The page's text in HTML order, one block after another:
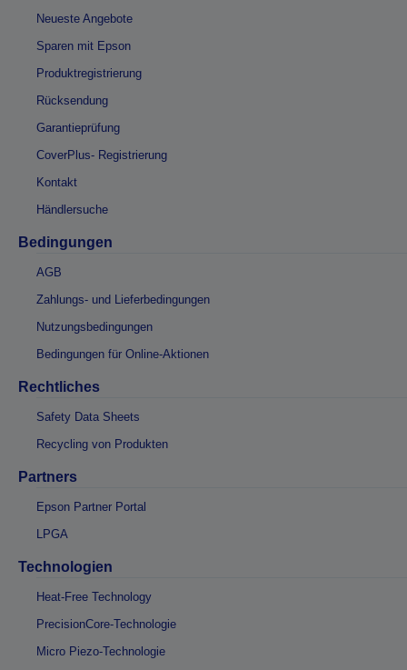
Neueste Angebote
Sparen mit Epson
Produktregistrierung
Rücksendung
Garantieprüfung
CoverPlus- Registrierung
Kontakt
Händlersuche
Bedingungen
AGB
Zahlungs- und Lieferbedingungen
Nutzungsbedingungen
Bedingungen für Online-Aktionen
Rechtliches
Safety Data Sheets
Recycling von Produkten
Partners
Epson Partner Portal
LPGA
Technologien
Heat-Free Technology
PrecisionCore-Technologie
Micro Piezo-Technologie